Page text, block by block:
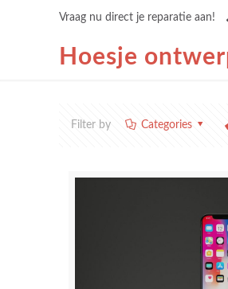
Vraag nu direct je reparatie aan!
Hoesje
Filter by Categories